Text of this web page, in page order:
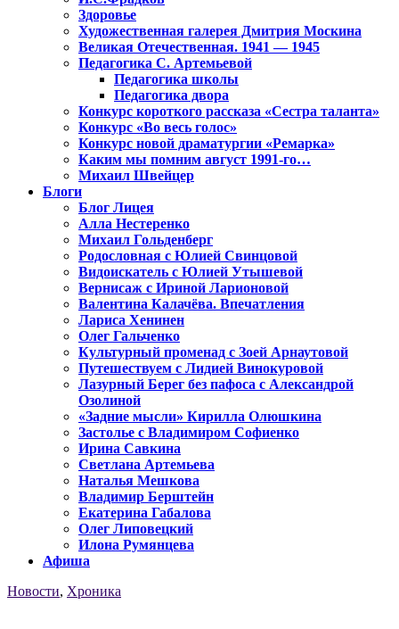
Здоровье
Художественная галерея Дмитрия Москина
Великая Отечественная. 1941 — 1945
Педагогика С. Артемьевой
Педагогика школы
Педагогика двора
Конкурс короткого рассказа «Сестра таланта»
Конкурс «Во весь голос»
Конкурс новой драматургии «Ремарка»
Каким мы помним август 1991-го…
Михаил Швейцер
Блоги
Блог Лицея
Алла Нестеренко
Михаил Гольденберг
Родословная с Юлией Свинцовой
Видоискатель с Юлией Утышевой
Вернисаж с Ириной Ларионовой
Валентина Калачёва. Впечатления
Лариса Хенинен
Олег Гальченко
Культурный променад с Зоей Арнаутовой
Путешествуем с Лидией Винокуровой
Лазурный Берег без пафоса с Александрой
Озолиной
«Задние мысли» Кирилла Олюшкина
Застолье с Владимиром Софиенко
Ирина Савкина
Светлана Артемьева
Наталья Мешкова
Владимир Берштейн
Екатерина Габалова
Олег Липовецкий
Илона Румянцева
Афиша
Новости, Хроника